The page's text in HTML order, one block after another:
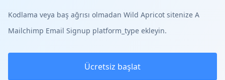
Kodlama veya baş ağrısı olmadan Wild Apricot sitenize A
Mailchimp Email Signup platform_type ekleyin.
Ücretsiz başlat